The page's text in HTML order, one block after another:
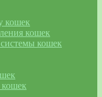
кошек
кошек
кошек